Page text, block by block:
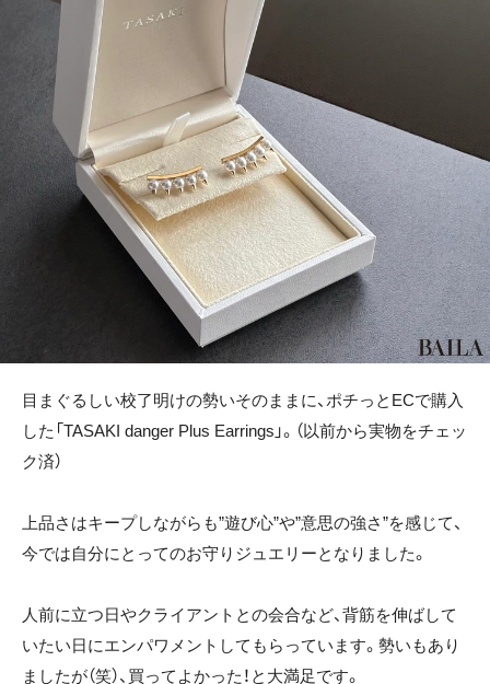
目まぐるしい校了明けの勢いそのままに、ポチっとECで購入
した「TASAKI danger Plus Earrings」。（以前から実物をチェッ
ク済）
上品さはキープしながらも”遊び心”や”意思の強さ”を感じて、
今では自分にとってのお守りジュエリーとなりました。
人前に立つ日やクライアントとの会合など、背筋を伸ばして
いたい日にエンパワメントしてもらっています。勢いもあり
ましたが（笑）、買ってよかった！と大満足です。